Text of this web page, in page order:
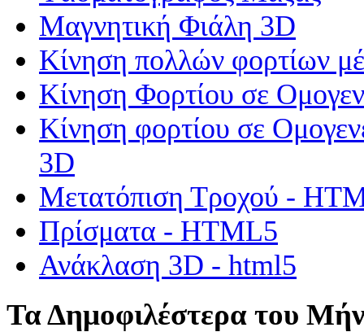
Μαγνητική Φιάλη 3D
Κίνηση πολλών φορτίων
Κίνηση Φορτίου σε
Κίνηση φορτίου σε
3D
Μετατόπιση Τροχού -
Πρίσματα - HTML5
Ανάκλαση 3D - html5
Τα Δημοφιλέστερα του